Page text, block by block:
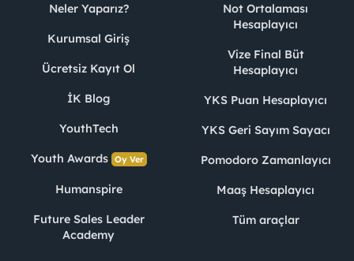
Neler Yaparız?
Kurumsal Giriş
Ücretsiz Kayıt Ol
İK Blog
YouthTech
Youth Awards Oy Ver
Humanspire
Future Sales Leader
Academy
Not Ortalaması
Hesaplayıcı
Vize Final Büt
Hesaplayıcı
YKS Puan Hesaplayıcı
YKS Geri Sayım Sayacı
Pomodoro Zamanlayıcı
Maaş Hesaplayıcı
Tüm araçlar